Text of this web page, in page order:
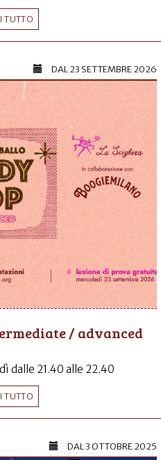
TUTTO
DAL23 SETTEMBRE 2026
/ advanced
dalle 21.40 alle 22.40
TUTTO
DAL3 OTTOBRE 2025